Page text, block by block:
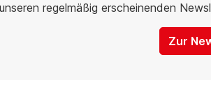
regelmäßig erscheinenden
Zur